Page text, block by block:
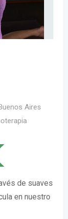
Aires
de suaves
en nuestro